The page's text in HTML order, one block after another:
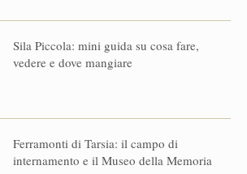
Sila Piccola: mini guida su cosa fare,
vedere e dove mangiare
Ferramonti di Tarsia: il campo di
internamento e il Museo della Memoria